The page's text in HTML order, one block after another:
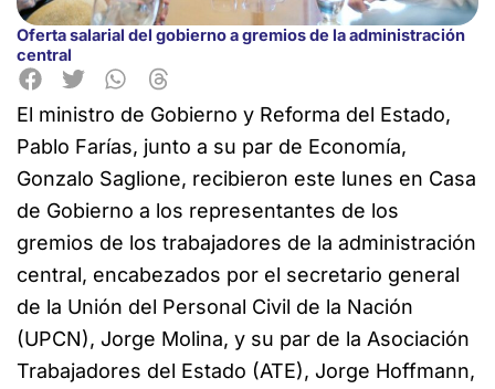
Oferta salarial del gobierno a gremios de la administración
central
El ministro de Gobierno y Reforma del Estado,
Pablo Farías, junto a su par de Economía,
Gonzalo Saglione, recibieron este lunes en Casa
de Gobierno a los representantes de los
gremios de los trabajadores de la administración
central, encabezados por el secretario general
de la Unión del Personal Civil de la Nación
(UPCN), Jorge Molina, y su par de la Asociación
Trabajadores del Estado (ATE), Jorge Hoffmann,